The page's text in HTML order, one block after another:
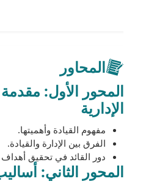
المحاور
المحور الأول:
الإدارية
مفهوم القيادة وأهميتها.
الفرق بين الإدارة والقيادة.
دور القائد في تحقيق
المحور الثاني: